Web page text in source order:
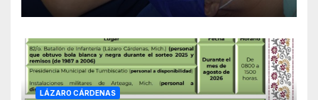
LÁZARO CÁRDENAS